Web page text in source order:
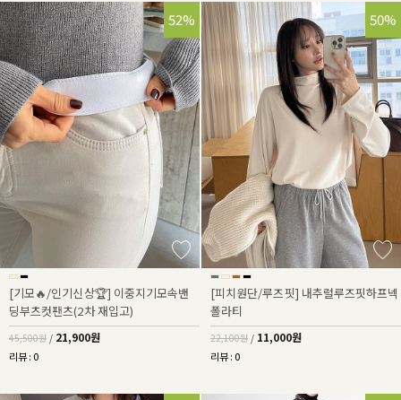
52%
[기모🔥/인기신상🏆] 이중지기모속밴
딩부츠컷팬츠(2차 재입고)
45,500원 / 21,900원
리뷰 : 0
50%
[피치원단/루즈핏] 내추럴루즈핏하프넥
폴라티
22,100원 / 11,000원
리뷰 : 0